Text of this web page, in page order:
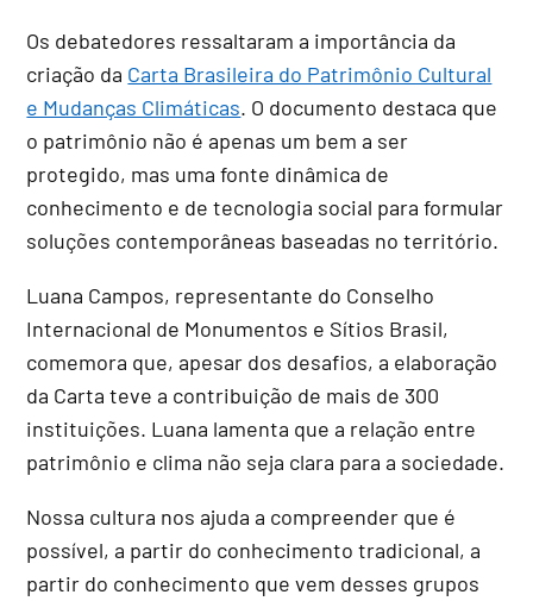
Os debatedores ressaltaram a importância da
criação da Carta Brasileira do Patrimônio Cultural
e Mudanças Climáticas. O documento destaca que
o patrimônio não é apenas um bem a ser
protegido, mas uma fonte dinâmica de
conhecimento e de tecnologia social para formular
soluções contemporâneas baseadas no território.
Luana Campos, representante do Conselho
Internacional de Monumentos e Sítios Brasil,
comemora que, apesar dos desafios, a elaboração
da Carta teve a contribuição de mais de 300
instituições. Luana lamenta que a relação entre
patrimônio e clima não seja clara para a sociedade.
Nossa cultura nos ajuda a compreender que é
possível, a partir do conhecimento tradicional, a
partir do conhecimento que vem desses grupos